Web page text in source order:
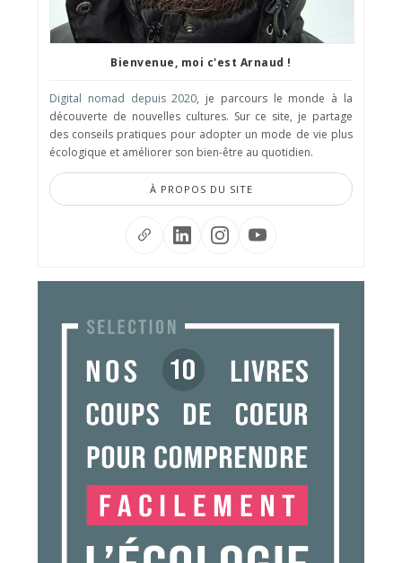
Bienvenue, moi c'est Arnaud !
Digital nomad depuis 2020, je parcours le monde à la
découverte de nouvelles cultures. Sur ce site, je partage
des conseils pratiques pour adopter un mode de vie plus
écologique et améliorer son bien-être au quotidien.
À PROPOS DU SITE